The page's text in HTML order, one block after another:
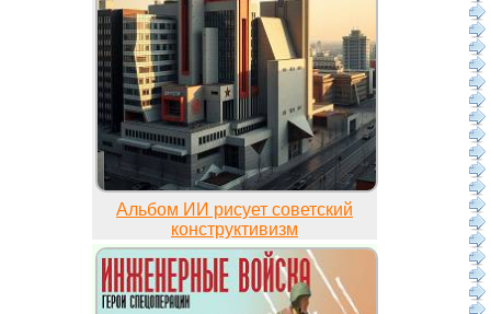
Альбом ИИ рисует советский
конструктивизм